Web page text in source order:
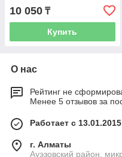
10 050 ₸
Купить
О нас
Рейтинг не
Менее 5 отзывов за
Работает с 13.01.2015
г. Алматы
Ауэзовский район,